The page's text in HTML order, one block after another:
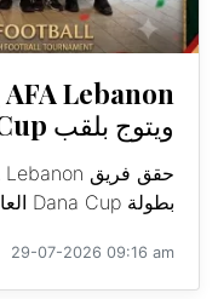
ويتوج بلقب Dana Cup العالمية
بطولة Dana Cup العالمية في الدنمارك لفئة...
29-07-2026 09:16 am